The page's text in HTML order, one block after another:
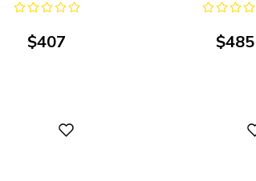
$407 $485